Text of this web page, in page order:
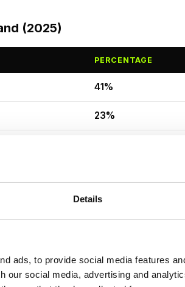
Details
ads, to provide social media features
our social media, advertising and
(2025)
PERCENTAGE
41%
23%
7%
chain-aanvallen (+45%)
.